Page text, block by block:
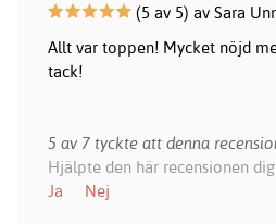
(5 av 5) av Sara
Allt var toppen! Mycket nöjd
tack!
5 av 7 tyckte att denna
Hjälpte den här recensionen
Ja
Nej